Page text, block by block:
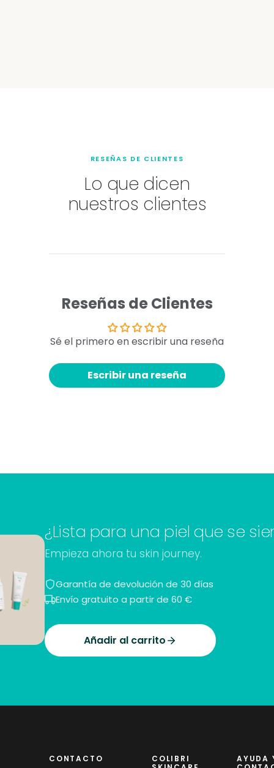
RESEÑAS DE CLIENTES
Lo que dicen
nuestros clientes
Reseñas de Clientes
Sé el primero en escribir una reseña
Escribir una reseña
¿Lista para una piel que se
Empieza ahora tu skin journey.
Garantía de devolución de 30 días
Envío gratuito a partir de 60 €
Añadir al carrito
CONTACTO
COLIBRI
AYUDA